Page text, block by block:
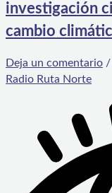
investigación
cambio
Deja un comentario /
Radio Ruta Norte